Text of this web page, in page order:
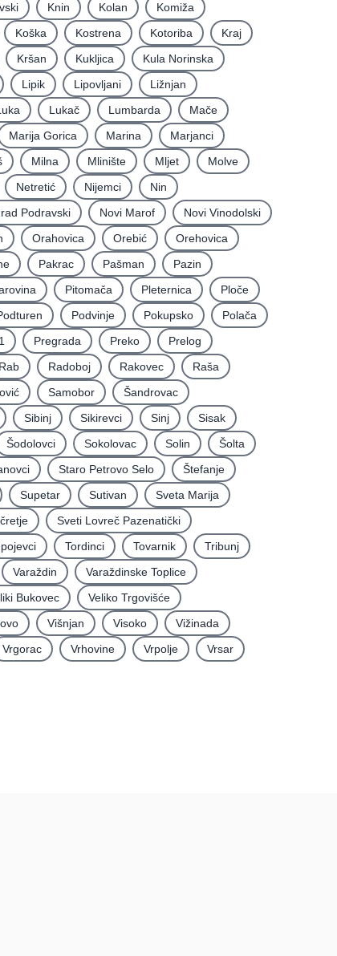
Knin Kolan
Komiža
Koška Kostrena Kotoriba
Kraj
Kršan Kukljica
Kula Norinska
Lipik Lipovljani
Ližnjan
Lukač Lumbarda
Mače
Marija Gorica Marina
Marjanci
Milna Mlinište Mljet
Molve
Netretić Nijemci
Nin
Podravski Novi Marof
Novi Vinodolski
Orahovica Orebić
Orehovica
Pakrac Pašman
Pazin
Pitomača Pleternica
Ploče
Podvinje Pokupsko
Polača
Pregrada Preko
Prelog
Rab Radoboj Rakovec
Raša
Samobor
Šandrovac
Sibinj Sikirevci Sinj
Sisak
Šodolovci Sokolovac Solin
Šolta
Staro Petrovo Selo
Štefanje
Supetar Sutivan
Sveta Marija
Sveti Lovreč Pazenatički
Tordinci Tovarnik
Tribunj
Varaždin
Varaždinske Toplice
Bukovec
Veliko Trgovišće
Višnjan Visoko
Vižinada
Vrgorac Vrhovine Vrpolje
Vrsar